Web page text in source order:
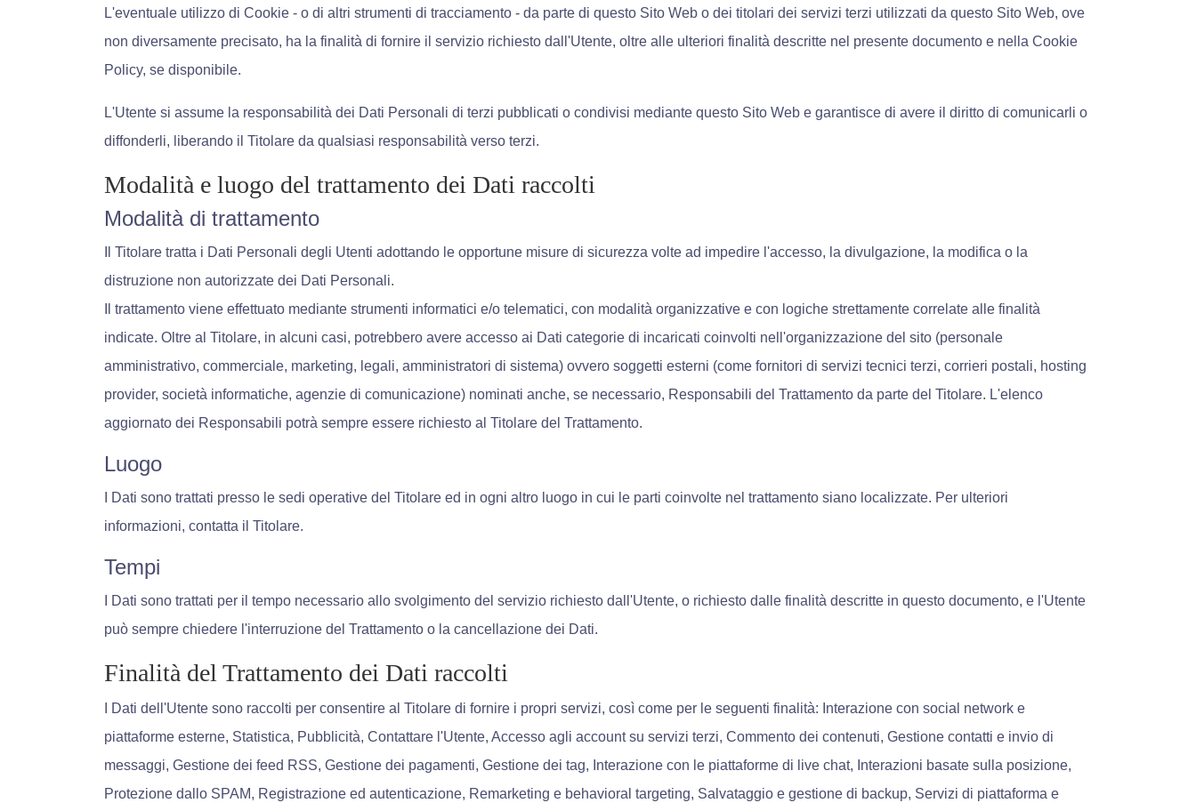
L'eventuale utilizzo di Cookie - o di altri strumenti di tracciamento - da parte di questo Sito Web o dei titolari dei servizi terzi utilizzati da questo Sito Web, ove
non diversamente precisato, ha la finalità di fornire il servizio richiesto dall'Utente, oltre alle ulteriori finalità descritte nel presente documento e nella Cookie
Policy, se disponibile.
L'Utente si assume la responsabilità dei Dati Personali di terzi pubblicati o condivisi mediante questo Sito Web e garantisce di avere il diritto di comunicarli o
diffonderli, liberando il Titolare da qualsiasi responsabilità verso terzi.
Modalità e luogo del trattamento dei Dati raccolti
Modalità di trattamento
Il Titolare tratta i Dati Personali degli Utenti adottando le opportune misure di sicurezza volte ad impedire l'accesso, la divulgazione, la modifica o la
distruzione non autorizzate dei Dati Personali.
Il trattamento viene effettuato mediante strumenti informatici e/o telematici, con modalità organizzative e con logiche strettamente correlate alle finalità
indicate. Oltre al Titolare, in alcuni casi, potrebbero avere accesso ai Dati categorie di incaricati coinvolti nell'organizzazione del sito (personale
amministrativo, commerciale, marketing, legali, amministratori di sistema) ovvero soggetti esterni (come fornitori di servizi tecnici terzi, corrieri postali, hosting
provider, società informatiche, agenzie di comunicazione) nominati anche, se necessario, Responsabili del Trattamento da parte del Titolare. L'elenco
aggiornato dei Responsabili potrà sempre essere richiesto al Titolare del Trattamento.
Luogo
I Dati sono trattati presso le sedi operative del Titolare ed in ogni altro luogo in cui le parti coinvolte nel trattamento siano localizzate. Per ulteriori
informazioni, contatta il Titolare.
Tempi
I Dati sono trattati per il tempo necessario allo svolgimento del servizio richiesto dall'Utente, o richiesto dalle finalità descritte in questo documento, e l'Utente
può sempre chiedere l'interruzione del Trattamento o la cancellazione dei Dati.
Finalità del Trattamento dei Dati raccolti
I Dati dell'Utente sono raccolti per consentire al Titolare di fornire i propri servizi, così come per le seguenti finalità: Interazione con social network e
piattaforme esterne, Statistica, Pubblicità, Contattare l'Utente, Accesso agli account su servizi terzi, Commento dei contenuti, Gestione contatti e invio di
messaggi, Gestione dei feed RSS, Gestione dei pagamenti, Gestione dei tag, Interazione con le piattaforme di live chat, Interazioni basate sulla posizione,
Protezione dallo SPAM, Registrazione ed autenticazione, Remarketing e behavioral targeting, Salvataggio e gestione di backup, Servizi di piattaforma e